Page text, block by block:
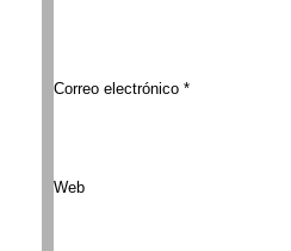
Correo electrónico *
Web